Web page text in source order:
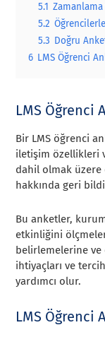
5.1
5.2
5.3 Doğru
6 LMS Öğrenci
LMS Öğrenci
Bir LMS öğrenci
iletişim özellikleri
dahil olmak
hakkında geri
Bu anketler,
etkinliğini
belirlemelerine
ihtiyaçları ve
yardımcı olur.
LMS Öğrenci